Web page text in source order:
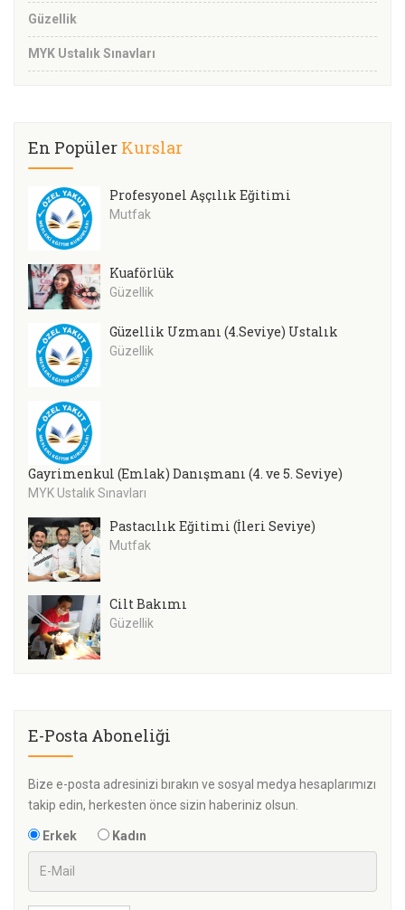
Güzellik
MYK Ustalık Sınavları
En Popüler Kurslar
Profesyonel Aşçılık Eğitimi
Mutfak
Kuaförlük
Güzellik
Güzellik Uzmanı (4.Seviye) Ustalık
Güzellik
Gayrimenkul (Emlak) Danışmanı (4. ve 5. Seviye)
MYK Ustalık Sınavları
Pastacılık Eğitimi (İleri Seviye)
Mutfak
Cilt Bakımı
Güzellik
E-Posta Aboneliği
Bize e-posta adresinizi bırakın ve sosyal medya hesaplarımızı
takip edin, herkesten önce sizin haberiniz olsun.
Erkek Kadın